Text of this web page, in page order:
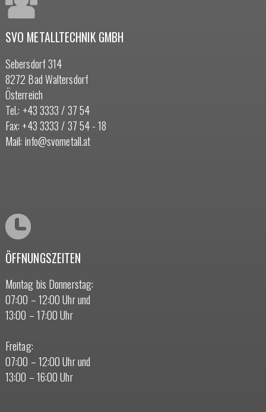
SVO METALLTECHNIK GMBH
Sebersdorf 314
8272 Bad Waltersdorf
Österreich
Tel.: +43 3333 / 37 54
Fax: +43 3333 / 37 54 - 18
Mail: info@svometall.at
ÖFFNUNGSZEITEN
Montag bis Donnerstag:
07:00 – 12:00 Uhr und
13:00 – 17:00 Uhr
Freitag:
07:00 – 12:00 Uhr und
13:00 – 16:00 Uhr